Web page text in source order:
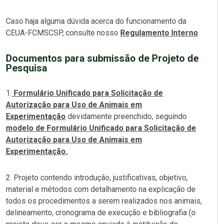
Caso haja alguma dúvida acerca do funcionamento da
CEUA-FCMSCSP, consulte nosso Regulamento Interno.
Documentos para submissão de Projeto de
Pesquisa
1. Formulário Unificado para Solicitação de
Autorização para Uso de Animais em
Experimentação devidamente preenchido, seguindo
modelo de Formulário Unificado para Solicitação de
Autorização para Uso de Animais em
Experimentação.
2. Projeto contendo introdução, justificativas, objetivo,
material e métodos com detalhamento na explicação de
todos os procedimentos a serem realizados nos animais,
delineamento, cronograma de execução e bibliografia (o